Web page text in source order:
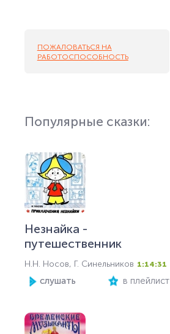
ПОЖАЛОВАТЬСЯ НА
РАБОТОСПОСОБНОСТЬ
Популярные сказки:
Незнайка -
путешественник
Н.Н. Носов, Г. Синельников 1:14:31
слушать в плейлист